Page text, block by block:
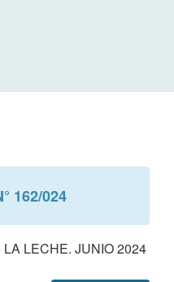
162/024
LECHE. JUNIO 2024